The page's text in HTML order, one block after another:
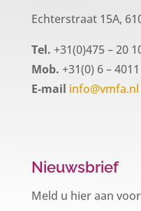
Echterstraat 15A,
Tel. +31(0)475 – 20
Mob. +31(0) 6 –
E-mail info@vmfa.nl
Nieuwsbrief
Meld u hier aan